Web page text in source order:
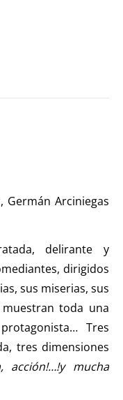
Germán Arciniegas
delirante y
dirigidos
sus miserias, sus
toda una
Tres
tres dimensiones
acción!…!y mucha